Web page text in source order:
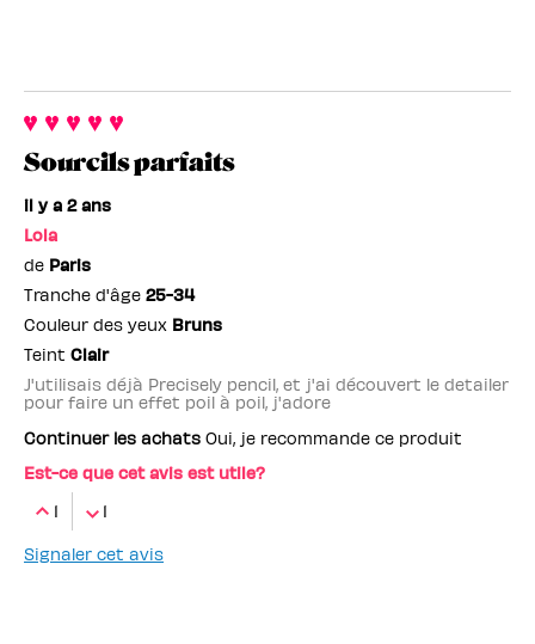
Sourcils parfaits
il y a 2 ans
Lola
de Paris
Tranche d'âge 25-34
Couleur des yeux Bruns
Teint Clair
J'utilisais déjà Precisely pencil, et j'ai découvert le detailer
pour faire un effet poil à poil, j'adore
Continuer les achats Oui, je recommande ce produit
Est-ce que cet avis est utile?
1
1
Signaler cet avis